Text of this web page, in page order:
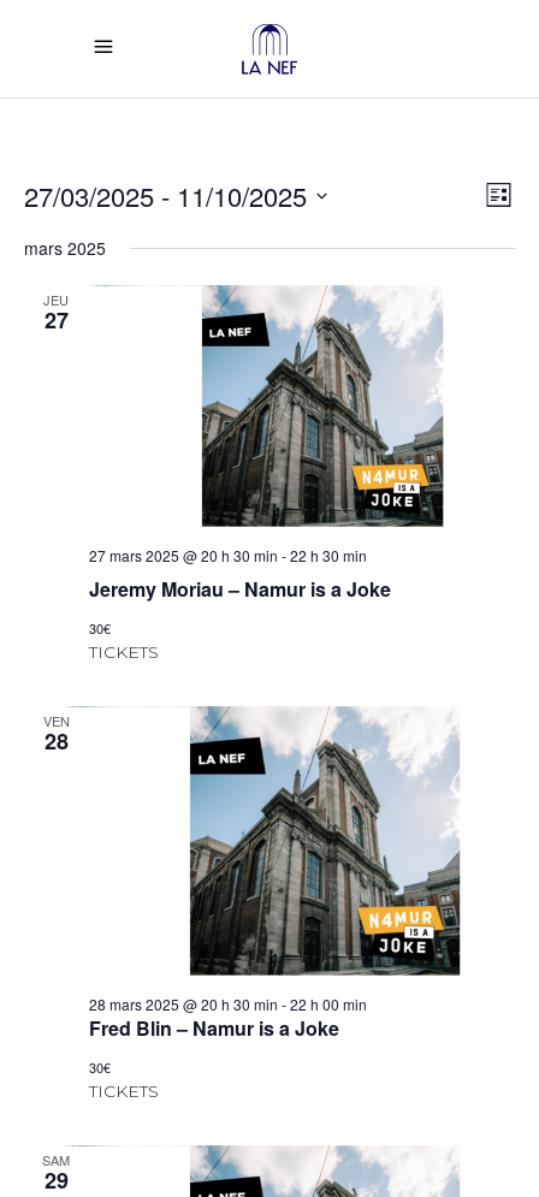
List
27/03/2025 - 11/10/2025
date.
mars 2025
JEU
27
27 mars 2025 @ 20 h 30 min -22 h 30 min
Jeremy Moriau – Namur is a Joke
30€
TICKETS
VEN
28
28 mars 2025 @ 20 h 30 min -22 h 00 min
Fred Blin – Namur is a Joke
30€
TICKETS
SAM
29